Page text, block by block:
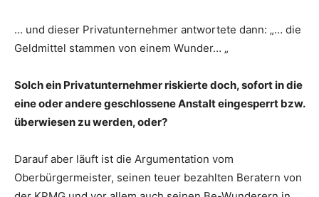
… und dieser Privatunternehmer antwortete dann: „… die
Geldmittel stammen von einem Wunder… „
Solch ein Privatunternehmer riskierte doch, sofort in die
eine oder andere geschlossene Anstalt eingesperrt bzw.
überwiesen zu werden, oder?
Darauf aber läuft ist die Argumentation vom
Oberbürgermeister, seinen teuer bezahlten Beratern von